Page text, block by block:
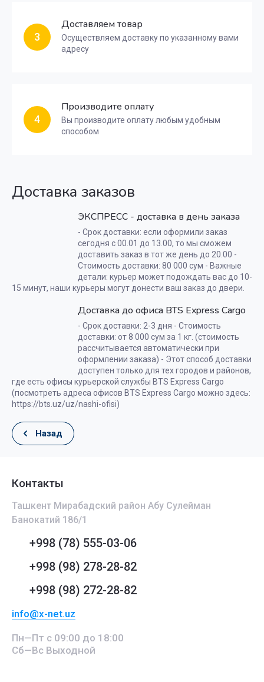
3
Доставляем товар
Осуществляем доставку по указанному вами
адресу
4
Производите оплату
Вы производите оплату любым удобным
способом
Доставка заказов
ЭКСПРЕСС - доставка в день заказа
- Срок доставки: если оформили заказ
сегодня с 00.01 до 13.00, то мы сможем
доставить заказ в тот же день до 20.00 -
Стоимость доставки: 80 000 сум - Важные
детали: курьер может подождать вас до 10-
15 минут, наши курьеры могут донести ваш заказ до двери.
Доставка до офиса BTS Express Cargo
- Срок доставки: 2-3 дня - Стоимость
доставки: от 8 000 сум за 1 кг. (стоимость
рассчитывается автоматически при
оформлении заказа) - Этот способ доставки
доступен только для тех городов и районов,
где есть офисы курьерской службы BTS Express Cargo
(посмотреть адреса офисов BTS Express Cargo можно здесь:
https://bts.uz/uz/nashi-ofisi)
Назад
Контакты
Ташкент Мирабадский район Абу Сулейман
Банокатий 186/1
+998 (78) 555-03-06
+998 (98) 278-28-82
+998 (98) 272-28-82
info@x-net.uz
Пн—Пт с 09:00 до 18:00
Сб—Вс Выходной